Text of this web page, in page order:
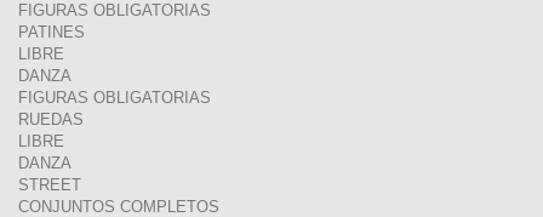
FIGURAS OBLIGATORIAS
PATINES
LIBRE
DANZA
FIGURAS OBLIGATORIAS
RUEDAS
LIBRE
DANZA
STREET
CONJUNTOS COMPLETOS